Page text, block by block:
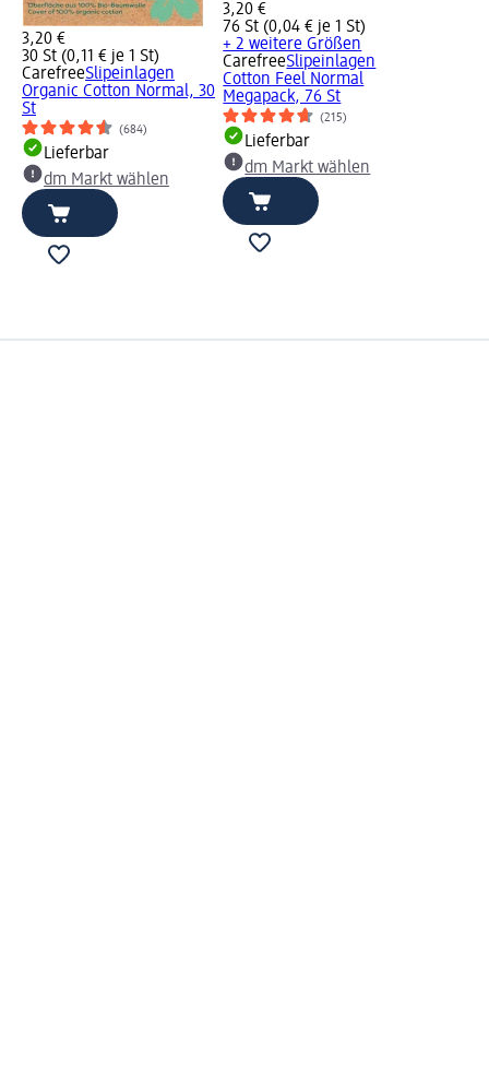
3,20 €
30 St (0,11 € je 1 St)
CarefreeSlipeinlagen
Organic Cotton Normal, 30
St
(684)
Lieferbar
dm Markt wählen
3,20 €
76 St (0,04 € je 1 St)
+ 2 weitere Größen
CarefreeSlipeinlagen
Cotton Feel Normal
Megapack, 76 St
(215)
Lieferbar
dm Markt wählen